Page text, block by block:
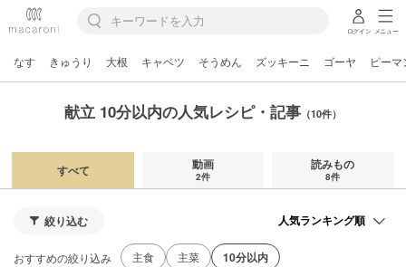
ログイン メニュー
なす きゅうり 大根 キャベツ そうめん ズッキーニ ゴーヤ ピーマ
献立 10分以内の人気レシピ・記事 （10件）
すべて 動画
2件
読みもの
8件
絞り込む
おすすめの絞り込み 主食 主菜 10分以内